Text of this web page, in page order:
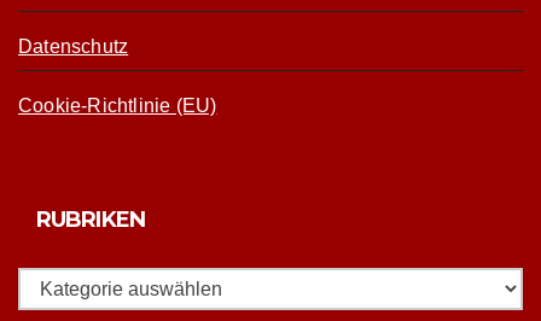
Datenschutz
Cookie-Richtlinie (EU)
RUBRIKEN
Rubriken